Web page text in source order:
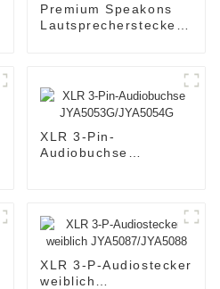
Premium Speakons
Lautsprecherstecker
XLR 3-Pin-
Audiobuchse
XLR 3-P-Audiostecker
weiblich